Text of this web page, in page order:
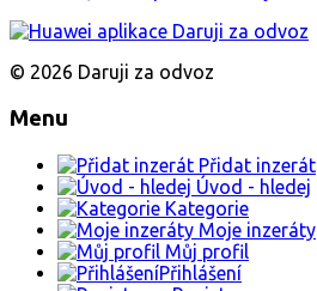
© 2026 Daruji za odvoz
Menu
Přidat inzerát
Úvod - hledej
Kategorie
Moje inzeráty
Můj profil
Přihlášení